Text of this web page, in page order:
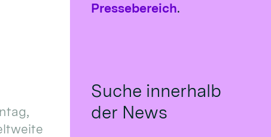
Pressebereich.
Suche innerhalb
der News